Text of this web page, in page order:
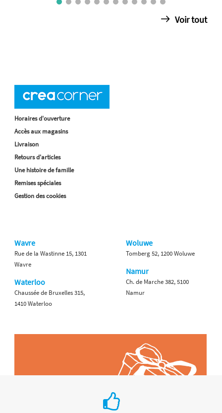
Voir tout
Horaires d'ouverture
Accès aux magasins
Livraison
Retours d'articles
Une histoire de famille
Remises spéciales
Gestion des cookies
Wavre
Rue de la Wastinne 15, 1301
Wavre
Waterloo
Chaussée de Bruxelles 315,
1410 Waterloo
Woluwe
Tomberg 52, 1200 Woluwe
Namur
Ch. de Marche 382, 5100
Namur